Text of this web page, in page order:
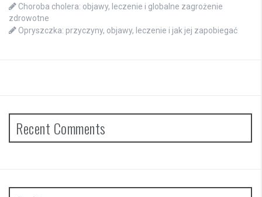
Choroba cholera: objawy, leczenie i globalne zagrożenie
zdrowotne
Opryszczka: przyczyny, objawy, leczenie i jak jej zapobiegać
Recent Comments